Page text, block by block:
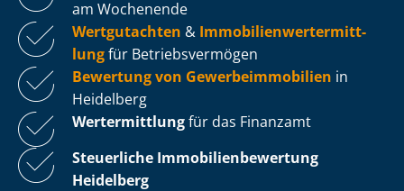
am Wochenende
Wertgutachten & Im­mo­bi­li­en­wert­ermitt­
lungfür Be­triebs­ver­mö­gen
Bewertung von Ge­wer­be­im­mo­bi­li­en in
Heidelberg
Wertermittlungfür das Finanzamt
Steuerliche Im­mo­bi­li­en­be­wer­tung
Heidelberg